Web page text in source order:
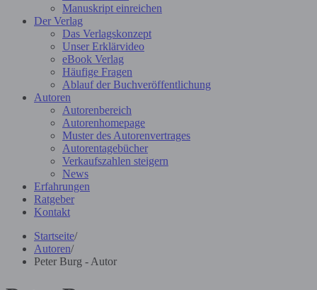
Manuskript einreichen
Der Verlag
Das Verlagskonzept
Unser Erklärvideo
eBook Verlag
Häufige Fragen
Ablauf der Buchveröffentlichung
Autoren
Autorenbereich
Autorenhomepage
Muster des Autorenvertrages
Autorentagebücher
Verkaufszahlen steigern
News
Erfahrungen
Ratgeber
Kontakt
Startseite/
Autoren/
Peter Burg - Autor